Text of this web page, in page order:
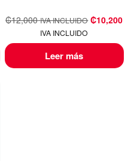
₡12,000 IVA INCLUIDO ₡10,200
IVA INCLUIDO
Leer más